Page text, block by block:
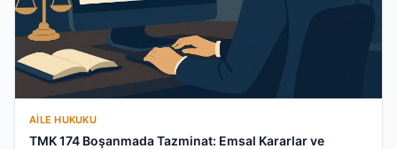
AILE HUKUKU
TMK 174 Boşanmada Tazminat: Emsal Kararlar ve